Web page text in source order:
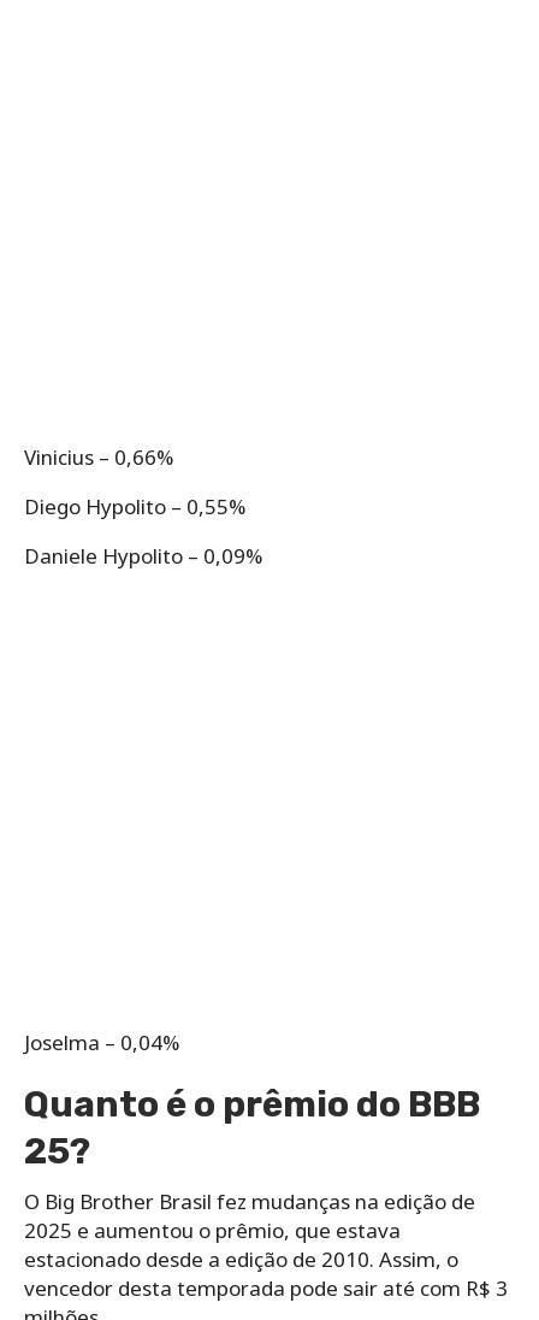
Vinicius – 0,66%
Diego Hypolito – 0,55%
Daniele Hypolito – 0,09%
Joselma – 0,04%
Quanto é o prêmio do BBB
25?
O Big Brother Brasil fez mudanças na edição de
2025 e aumentou o prêmio, que estava
estacionado desde a edição de 2010. Assim, o
vencedor desta temporada pode sair até com R$ 3